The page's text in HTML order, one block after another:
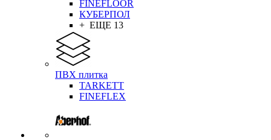
FINEFLOOR
КУБЕРПОЛ
+ ЕЩЕ 13
ПВХ плитка
TARKETT
FINEFLEX